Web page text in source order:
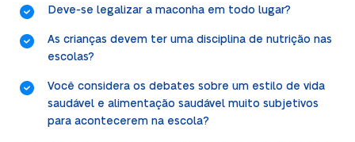
Deve-se legalizar a maconha em todo lugar?
As crianças devem ter uma disciplina de nutrição nas
escolas?
Você considera os debates sobre um estilo de vida
saudável e alimentação saudável muito subjetivos
para acontecerem na escola?